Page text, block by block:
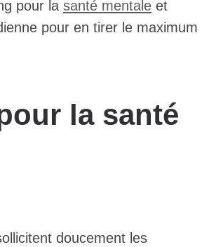
pour la santé mentale et
pour en tirer le maximum
la santé
doucement les